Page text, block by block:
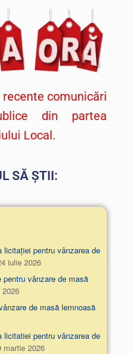
comunicări
din partea
Local.
SĂ ȘTII:
licitației pentru vânzarea de
iulie 2026
vânzare de masă
de masă lemnoasă
licitatiei pentru vânzarea de
martie 2026